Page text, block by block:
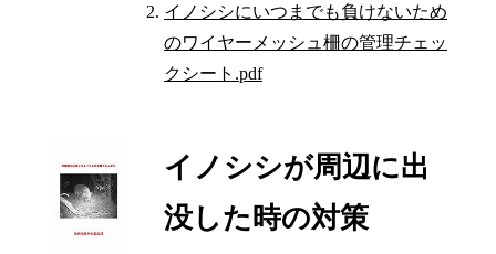
イノシシにいつまでも負けないため
のワイヤーメッシュ柵の管理チェッ
クシート.pdf
イノシシが周辺に出
没した時の対策